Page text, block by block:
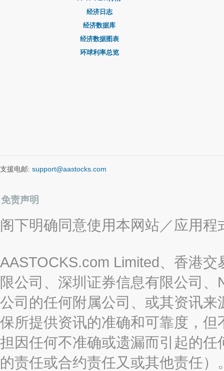
经济日志
经济数据库
经济数据图表
环球利率总览
支援电邮: support@aastocks.com
免责声明
阁下明确同意使用本网站／应用
AASTOCKS.com Limited、香港
限公司、深圳证券信息有限公司
公司的任何附属公司、或其资讯
保所提供资讯的准确和可靠度，
担因任何不准确或遗漏而引起的
的责任或合约责任又或其他责任）